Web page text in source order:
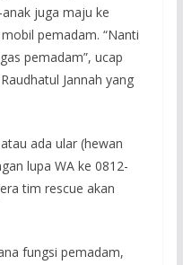
juga maju ke
pemadam. “Nanti
pemadam”, ucap
Jannah yang
ada ular (hewan
lupa WA ke 0812-
tim rescue akan
fungsi pemadam,